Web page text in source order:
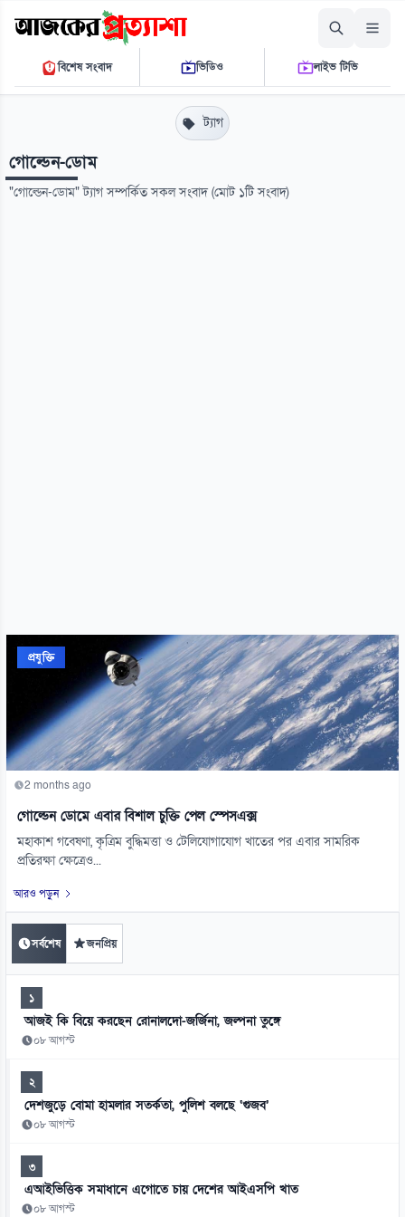
শনিবার, ০৮ আগস্ট ২০২৬
০৪ ২১ ৫৩ এ.এম.THE DAILY AJKER PROTTASHA
বিশেষ সংবাদ ভিডিও লাইভ টিভি
ট্যাগ
গোল্ডেন-ডোম
"গোল্ডেন-ডোম" ট্যাগ সম্পর্কিত সকল সংবাদ (মোট ১টি সংবাদ)
প্রযুক্তি
2 months ago
গোল্ডেন ডোমে এবার বিশাল চুক্তি পেল স্পেসএক্স
মহাকাশ গবেষণা, কৃত্রিম বুদ্ধিমত্তা ও টেলিযোগাযোগ খাতের পর এবার সামরিক
প্রতিরক্ষা ক্ষেত্রেও...
আরও পড়ুন
সর্বশেষ জনপ্রিয়
১
আজই কি বিয়ে করছেন রোনালদো-জর্জিনা, জল্পনা তুঙ্গে
০৮ আগস্ট
২
দেশজুড়ে বোমা হামলার সতর্কতা, পুলিশ বলছে ‘গুজব’
০৮ আগস্ট
৩
এআইভিত্তিক সমাধানে এগোতে চায় দেশের আইএসপি খাত
০৮ আগস্ট